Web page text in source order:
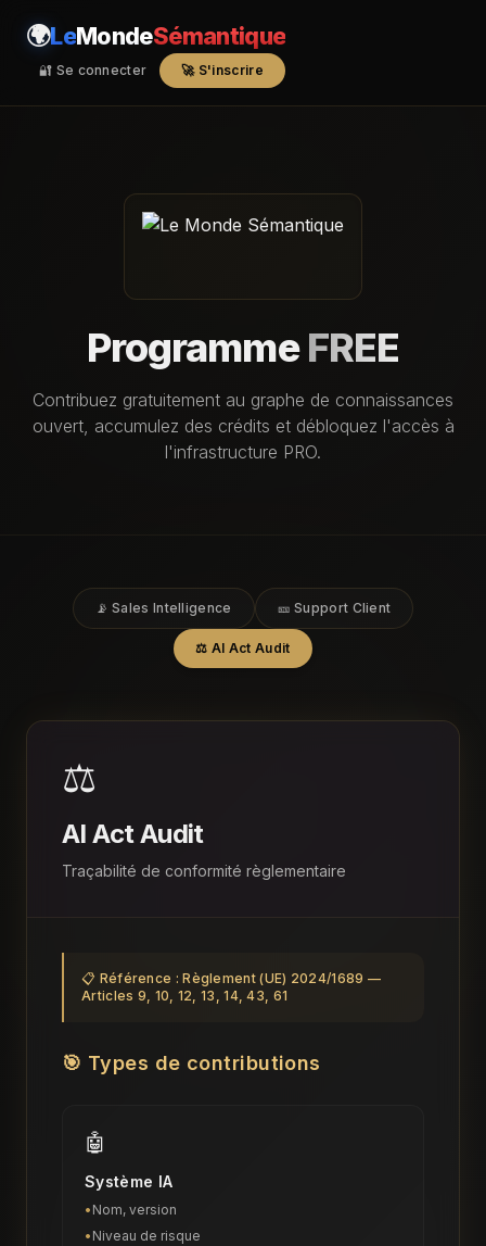
🌍LeMondeSémantique
🔐 Se connecter 🚀 S'inscrire
ProgrammeFREE
Contribuez gratuitement au graphe de connaissances
ouvert, accumulez des crédits et débloquez l'accès à
l'infrastructure PRO.
📡 Sales Intelligence 🎫 Support Client
⚖️ AI Act Audit
⚖️
AI Act Audit
Traçabilité de conformité règlementaire
📋 Référence : Règlement (UE) 2024/1689 —
Articles 9, 10, 12, 13, 14, 43, 61
🎯 Types de contributions
🤖
Système IA
• Nom, version
• Niveau de risque